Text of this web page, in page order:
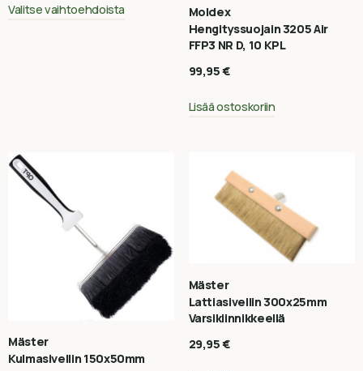
Valitse vaihtoehdoista
Moldex
Hengityssuojain 3205 Air
FFP3 NR D, 10 KPL
99,95€
Lisää ostoskoriin
Mäster
Kulmasivellin 150x50mm
Mäster
Lattiasivellin 300x25mm
Varsikiinnikkeellä
29,95€